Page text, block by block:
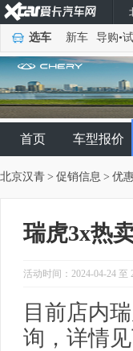
选车 新车 导购•
首页 车型报价
北京汉青 > 促销信息 > 优
瑞虎3x热
活动时间：2024-04-24 至
目前店内
询，详情见